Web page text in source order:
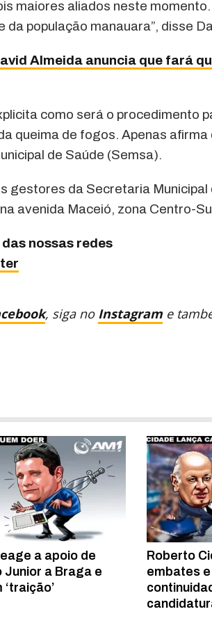
maiores aliados neste
população manauara”, disse
Almeida anuncia que fará
como será o procedimento
queima de fogos. Apenas afirma
de Saúde (Semsa).
gestores da Secretaria Municipal
avenida Maceió, zona Centro-
nossas redes
, siga no Instagram e
a apoio de
Junior a Braga e
Roberto
embates